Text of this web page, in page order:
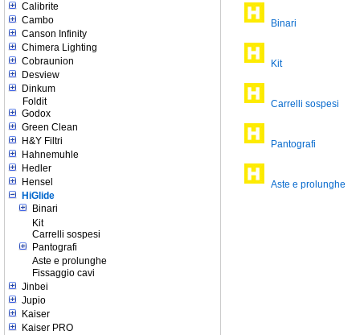
Calibrite
Cambo
Canson Infinity
Chimera Lighting
Cobraunion
Desview
Dinkum
Foldit
Godox
Green Clean
H&Y Filtri
Hahnemuhle
Hedler
Hensel
HiGlide
Binari
Kit
Carrelli sospesi
Pantografi
Aste e prolunghe
Fissaggio cavi
Jinbei
Jupio
Kaiser
Kaiser PRO
Binari
Kit
Carrelli sospesi
Pantografi
Aste e prolunghe